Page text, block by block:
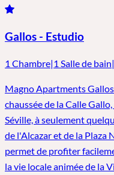
Gallos - Estudio
1 Chambre|1 Salle de bain|
Magno Apartments
chaussée de la Calle
Séville, à seulement
de l'Alcazar et de la
permet de profiter
la vie locale animée de la